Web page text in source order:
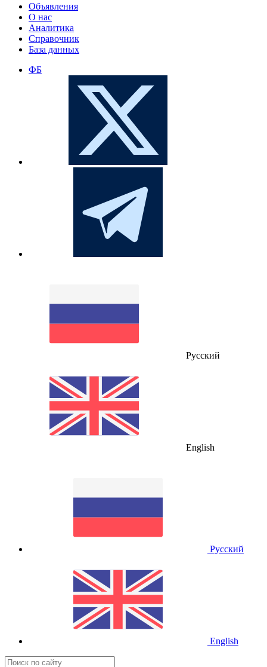
Объявления
О нас
Аналитика
Справочник
База данных
ФБ
Русский
English
Русский
English